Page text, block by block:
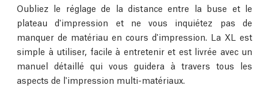
Oubliez le réglage de la distance entre la buse et le
plateau d'impression et ne vous inquiétez pas de
manquer de matériau en cours d'impression. La XL est
simple à utiliser, facile à entretenir et est livrée avec un
manuel détaillé qui vous guidera à travers tous les
aspects de l'impression multi-matériaux.